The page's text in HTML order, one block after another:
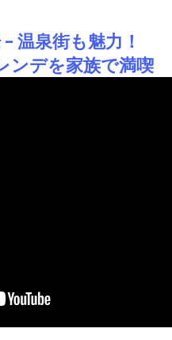
温泉街も魅力！
ンデを家族で満喫